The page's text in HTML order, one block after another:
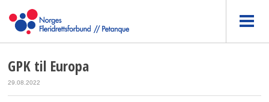
GPK til Europa
29.08.2022